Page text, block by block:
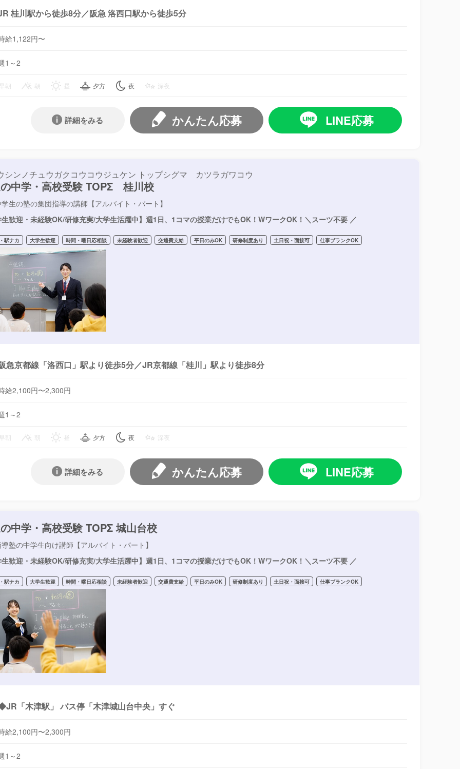
桂川駅から徒歩8分／阪急 洛西口駅から徒歩5分
給1,122円〜
1～2
朝 朝 昼 夕方 夜 深夜
LINE応募
かんたん応募
詳細をみる
シンノチュウガクコウコウジュケン トップシグマ カツラガワコウ
中学・高校受験 TOPΣ 桂川校
生の塾の集団指導の講師【アルバイト・パート】
歓迎・未経験OK/研修充実/大学生活躍中】週1日、1コマの授業だけでもOK！WワークOK！＼スーツ不要 ／
駅ナカ 大学生歓迎 時間・曜日応相談 未経験者歓迎 交通費支給 平日のみOK 研修制度あり 土日祝・面接可 仕事ブランクOK
急京都線「洛西口」駅より徒歩5分／JR京都線「桂川」駅より徒歩8分
給2,100円〜2,300円
1～2
朝 朝 昼 夕方 夜 深夜
LINE応募
かんたん応募
詳細をみる
中学・高校受験 TOPΣ 城山台校
塾の中学生向け講師【アルバイト・パート】
歓迎・未経験OK/研修充実/大学生活躍中】週1日、1コマの授業だけでもOK！WワークOK！＼スーツ不要 ／
駅ナカ 大学生歓迎 時間・曜日応相談 未経験者歓迎 交通費支給 平日のみOK 研修制度あり 土日祝・面接可 仕事ブランクOK
「木津駅」 バス停「木津城山台中央」すぐ
給2,100円〜2,300円
1～2